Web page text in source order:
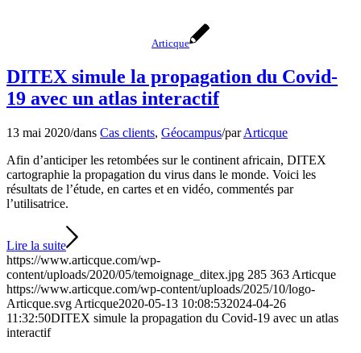
Articque
DITEX simule la propagation du Covid-
19 avec un atlas interactif
13 mai 2020/dans Cas clients, Géocampus/parArticque
Afin d’anticiper les retombées sur le continent africain, DITEX
cartographie la propagation du virus dans le monde. Voici les
résultats de l’étude, en cartes et en vidéo, commentés par
l’utilisatrice.
Lire la suite
https://www.articque.com/wp-
content/uploads/2020/05/temoignage_ditex.jpg 285 363 Articque
https://www.articque.com/wp-content/uploads/2025/10/logo-
Articque.svg Articque2020-05-13 10:08:532024-04-26
11:32:50DITEX simule la propagation du Covid-19 avec un atlas
interactif